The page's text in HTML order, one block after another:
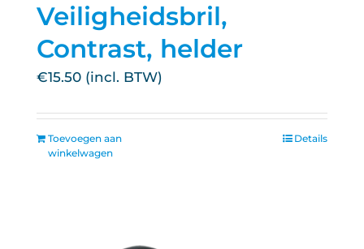
Veiligheidsbril,
Contrast, helder
€15.50
Toevoegen aan
winkelwagen
Details